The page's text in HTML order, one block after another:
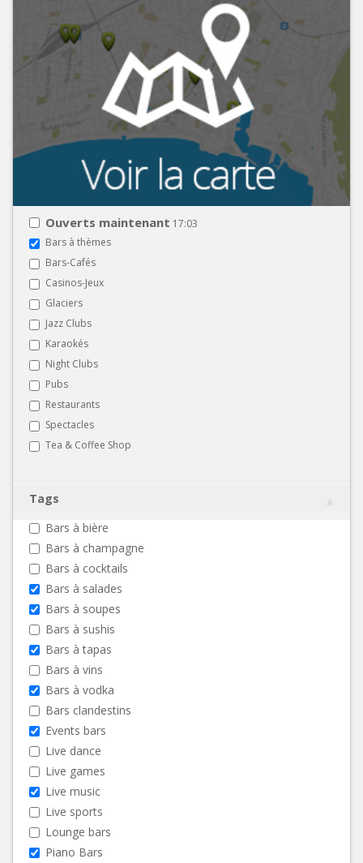
Ouverts maintenant 17:03
Bars à thèmes
Bars-Cafés
Casinos-Jeux
Glaciers
Jazz Clubs
Karaokés
Night Clubs
Pubs
Restaurants
Spectacles
Tea & Coffee Shop
Tags
Bars à bière
Bars à champagne
Bars à cocktails
Bars à salades
Bars à soupes
Bars à sushis
Bars à tapas
Bars à vins
Bars à vodka
Bars clandestins
Events bars
Live dance
Live games
Live music
Live sports
Lounge bars
Piano Bars